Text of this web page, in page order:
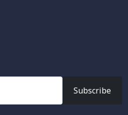
Subscribe